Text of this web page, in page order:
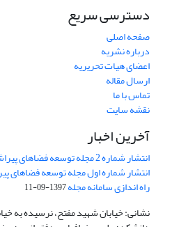
دسترسی سریع
صفحه اصلی
درباره نشریه
اعضای هیات تحریریه
ارسال مقاله
تماس با ما
نقشه سایت
آخرین اخبار
انتشار شماره 2 مجله توسعه فضاهای پیراشهری
انتشار شماره اول مجله توسعه فضاهای
راه اندازی سامانه مجله1397-09-11
نشانی: خیابان شهید مفتح، نرسیده به